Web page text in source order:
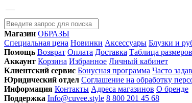
Магазин ОБРАЗЫ
Специальная цена Новинки Аксессуары Блузки и
Помощь Возврат Оплата Доставка Таблица размеров
Аккаунт Корзина Избранное Личный кабинет
Клиентский сервис Бонусная программа Часто
Юридический отдел Соглашение на обработку
Информация Контакты Адреса магазинов О бренде
Поддержка Info@cuvee.style 8 800 201 45 68